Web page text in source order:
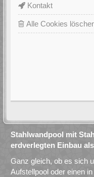
Kontakt
Alle Cookies
Stahlwandpool mit
erdverlegten Einbau
Ganz gleich, ob es sich
Aufstellpool oder einen